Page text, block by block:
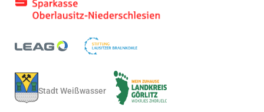
Stadt Weißwasser